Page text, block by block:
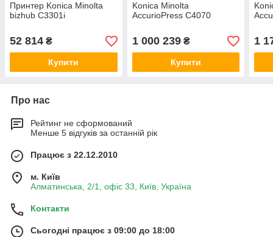
Принтер Konica Minolta
bizhub C3301i
52 814 ₴
Купити
Konica Minolta
AccurioPress C4070
1 000 239₴
Купити
1
Про нас
Рейтинг не сформований
Менше 5 відгуків за останній рік
Працює з 22.12.2010
м. Київ
Алматинська, 2/1, офіс 33, Київ, Україна
Контакти
Сьогодні працює з 09:00 до 18:00